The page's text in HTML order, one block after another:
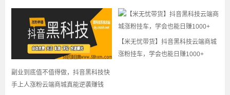
副业到底值不值得做，抖音黑科技快
手上人涨粉云端商城真能逆袭赚钱
【米无忧带货】抖音黑科技云端商城
涨粉挂车，学会也能日赚1000+